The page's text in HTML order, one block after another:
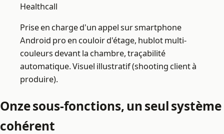
Healthcall
Prise en charge d'un appel sur smartphone
Android pro en couloir d'étage, hublot multi-
couleurs devant la chambre, traçabilité
automatique. Visuel illustratif (shooting client à
produire).
Onze sous-fonctions, un seul système
cohérent